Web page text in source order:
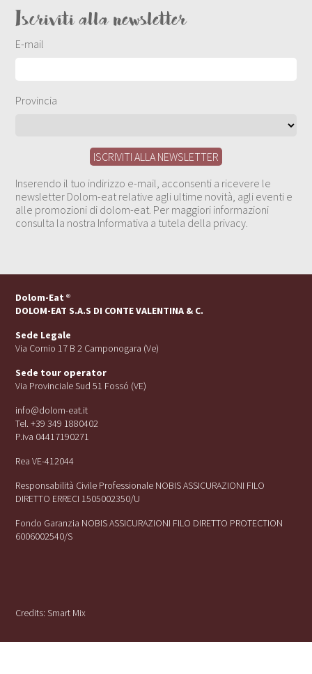
Iscriviti alla newsletter
E-mail
Provincia
Inserendo il tuo indirizzo e-mail, acconsenti a ricevere le
newsletter Dolom-eat relative agli ultime novità, agli eventi e
alle promozioni di dolom-eat. Per maggiori informazioni
consulta la nostra Informativa a tutela della privacy.
Dolom-Eat ®
DOLOM-EAT S.A.S DI CONTE VALENTINA & C.
Sede Legale
Via Cornio 17 B 2 Camponogara (Ve)
Sede tour operator
Via Provinciale Sud 51 Fossó (VE)
info@dolom-eat.it
Tel. +39 349 1880402
P.iva 04417190271
Rea VE-412044
Responsabilità Civile Professionale NOBIS ASSICURAZIONI FILO
DIRETTO ERRECI 1505002350/U
Fondo Garanzia NOBIS ASSICURAZIONI FILO DIRETTO PROTECTION
6006002540/S
Credits:Smart Mix